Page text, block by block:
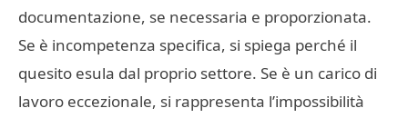
documentazione, se necessaria e proporzionata.
Se è incompetenza specifica, si spiega perché il
quesito esula dal proprio settore. Se è un carico di
lavoro eccezionale, si rappresenta l’impossibilità